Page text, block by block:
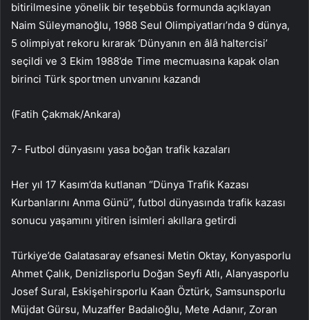
bitirilmesine yönelik bir teşebbüs formunda açıklayan
Naim Süleymanoğlu, 1988 Seul Olimpiyatları’nda 9 dünya,
5 olimpiyat rekoru kırarak ‘Dünyanın en âlâ haltercisi’
seçildi ve 3 Ekim 1988’de Time mecmuasına kapak olan
birinci Türk sportmen unvanını kazandı
(Fatih Çakmak/Ankara)
7- Futbol dünyasını yasa boğan trafik kazaları
Her yıl 17 Kasım’da kutlanan “Dünya Trafik Kazası
Kurbanlarını Anma Günü”, futbol dünyasında trafik kazası
sonucu yaşamını yitiren isimleri akıllara getirdi
Türkiye’de Galatasaray efsanesi Metin Oktay, Konyasporlu
Ahmet Çalık, Denizlisporlu Doğan Seyfi Atlı, Alanyasporlu
Josef Sural, Eskişehirsporlu Kaan Öztürk, Samsunsporlu
Müjdat Gürsu, Muzaffer Badalıoğlu, Mete Adanır, Zoran